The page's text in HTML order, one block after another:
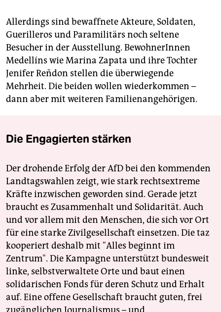
Allerdings sind bewaffnete Akteure, Soldaten,
Guerilleros und Paramilitärs noch seltene
Besucher in der Ausstellung. BewohnerInnen
Medellíns wie Marina Zapata und ihre Tochter
Jenifer Reñdon stellen die überwiegende
Mehrheit. Die beiden wollen wiederkommen –
dann aber mit weiteren Familienangehörigen.
Die Engagierten stärken
Der drohende Erfolg der AfD bei den kommenden
Landtagswahlen zeigt, wie stark rechtsextreme
Kräfte inzwischen geworden sind. Gerade jetzt
braucht es Zusammenhalt und Solidarität. Auch
und vor allem mit den Menschen, die sich vor Ort
für eine starke Zivilgesellschaft einsetzen. Die taz
kooperiert deshalb mit "Alles beginnt im
Zentrum". Die Kampagne unterstützt bundesweit
linke, selbstverwaltete Orte und baut einen
solidarischen Fonds für deren Schutz und Erhalt
auf. Eine offene Gesellschaft braucht guten, frei